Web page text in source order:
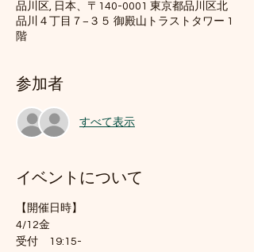
品川区, 日本、〒140-0001 東京都品川区北
品川４丁目７−３５ 御殿山トラストタワー 1
階
参加者
すべて表示
イベントについて
【開催日時】
4/12金
受付　19:15-